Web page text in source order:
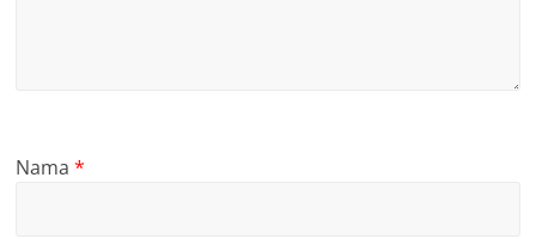
Nama*